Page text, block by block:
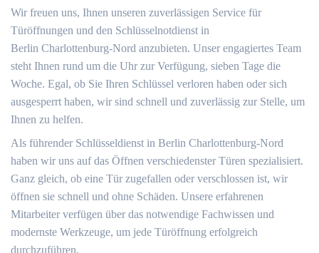
Wir freuen uns, Ihnen unseren zuverlässigen Service für
Türöffnungen und den Schlüsselnotdienst in
Berlin Charlottenburg-Nord anzubieten. Unser engagiertes Team
steht Ihnen rund um die Uhr zur Verfügung, sieben Tage die
Woche. Egal, ob Sie Ihren Schlüssel verloren haben oder sich
ausgesperrt haben, wir sind schnell und zuverlässig zur Stelle, um
Ihnen zu helfen.
Als führender Schlüsseldienst in Berlin Charlottenburg-Nord
haben wir uns auf das Öffnen verschiedenster Türen spezialisiert.
Ganz gleich, ob eine Tür zugefallen oder verschlossen ist, wir
öffnen sie schnell und ohne Schäden. Unsere erfahrenen
Mitarbeiter verfügen über das notwendige Fachwissen und
modernste Werkzeuge, um jede Türöffnung erfolgreich
durchzuführen.